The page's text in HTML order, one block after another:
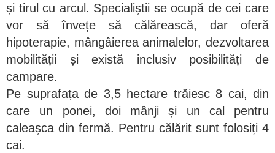
și tirul cu arcul. Specialiștii se ocupă de cei care
vor să învețe să călărească, dar oferă
hipoterapie, mângâierea animalelor, dezvoltarea
mobilității și există inclusiv posibilități de
campare.
Pe suprafața de 3,5 hectare trăiesc 8 cai, din
care un ponei, doi mânji și un cal pentru
caleașca din fermă. Pentru călărit sunt folosiți 4
cai.